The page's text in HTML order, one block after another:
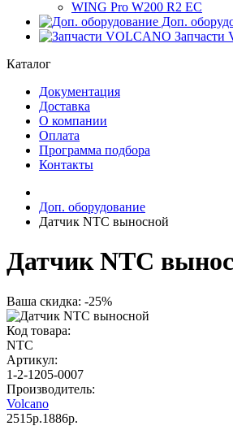
WING Pro W200 R2 EC
Доп.
Запчасти
Каталог
Документация
Доставка
О компании
Оплата
Программа подбора
Контакты
Доп. оборудование
Датчик NTC выносной
Датчик NTC
Ваша скидка: -25%
Код товара:
NTC
Артикул:
1-2-1205-0007
Производитель:
Volcano
2515р.1886р.